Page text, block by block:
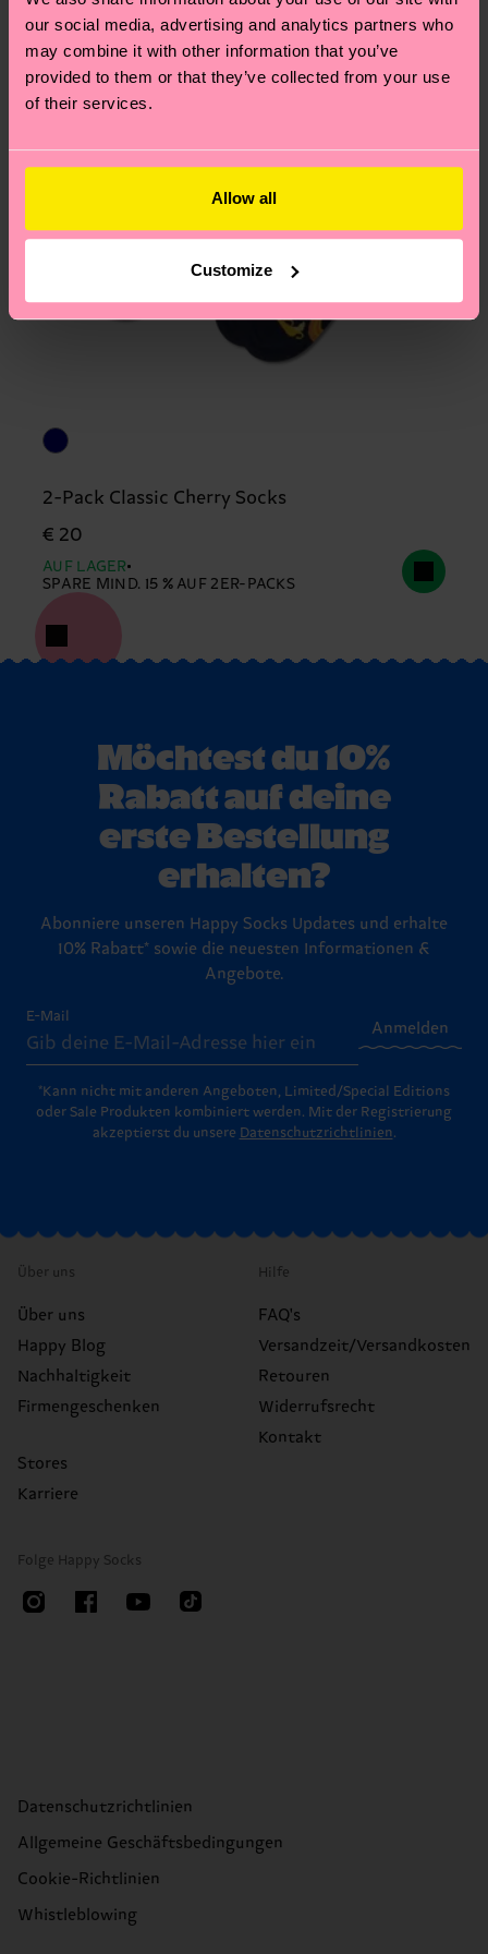
our social media, advertising and analytics partners who
may combine it with other information that you’ve
provided to them or that they’ve collected from your use
of their services.
Allow all
Customize
am häufigsten gestellten Fragen.
2-Pack Classic Cherry Socks
€ 20
AUF LAGER
SPARE MIND. 15 % AUF 2ER-PACKS
Möchtest du 10%
Rabatt auf deine
erste Bestellung
erhalten?
Abonniere unseren Happy Socks Updates und erhalte
10% Rabatt* sowie die neuesten Informationen &
Angebote.
E-Mail
Anmelden
*Kann nicht mit anderen Angeboten, Limited/Special Editions
oder Sale Produkten kombiniert werden. Mit der Registrierung
akzeptierst du unsere Datenschutzrichtlinien.
Über uns
Über uns
Happy Blog
Nachhaltigkeit
Firmengeschenken
Stores
Karriere
Hilfe
FAQ's
Versandzeit/Versandkosten
Retouren
Widerrufsrecht
Kontakt
Folge Happy Socks
Datenschutzrichtlinien
Allgemeine Geschäftsbedingungen
Cookie-Richtlinien
Whistleblowing